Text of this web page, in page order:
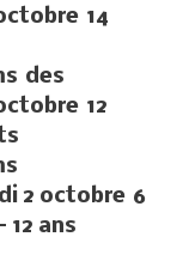
14
des
12
2 octobre 6
12 ans